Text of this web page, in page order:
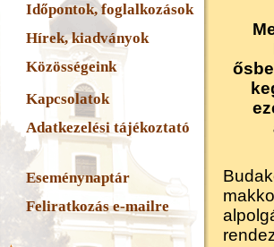
Időpontok, foglalkozások
Hírek, kiadványok
Közösségeink
Kapcsolatok
Adatkezelési tájékoztató
Eseménynaptár
Feliratkozás e-mailre